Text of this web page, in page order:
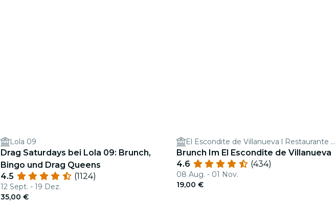
Lola 09
Drag Saturdays bei Lola 09: Brunch,
Bingo und Drag Queens
4.5
(1124)
12 Sept. - 19 Dez.
35,00 €
El Escondite de Villanueva l Restaurante Barrio Salamanca
Brunch Im El Escondite de Villanueva
4.6
(434)
08 Aug. - 01 Nov.
19,00 €